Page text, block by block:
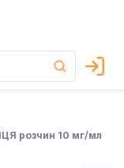
розчин 10 мг/мл